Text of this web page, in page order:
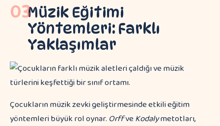
03Müzik Eğitimi
Yöntemleri: Farklı
Yaklaşımlar
Çocukların müzik zevki geliştirmesinde etkili eğitim
yöntemleri büyük rol oynar. OrffveKodalymetotları,